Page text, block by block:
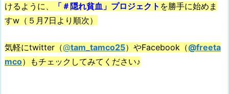
けるように、
「＃隠れ貧血」 プロジェクト を勝手に始めま
すw（５月7日より順次）
気軽にtwitter（@tam_tamco25）やFacebook（@freeta
mco）もチェックしてみてください♪